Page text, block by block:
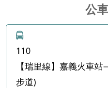
公
110
【瑞里線】嘉義火車
步道)